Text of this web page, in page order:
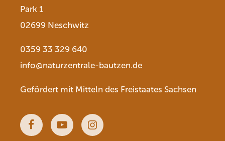
Park 1
02699 Neschwitz
0359 33 329 640
info@naturzentrale-bautzen.de
Gefördert mit Mitteln des Freistaates Sachsen
FacebookYoutubeInstagram